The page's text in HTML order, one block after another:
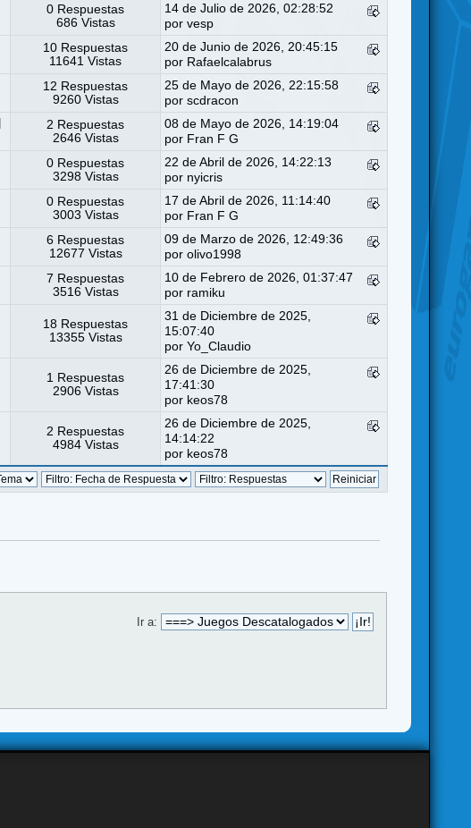
0 Respuestas
686 Vistas
14 de Julio de 2026, 02:28:52
porvesp
10 Respuestas
11641 Vistas
20 de Junio de 2026, 20:45:15
por Rafaelcalabrus
12 Respuestas
9260 Vistas
25 de Mayo de 2026, 22:15:58
porscdracon
2 Respuestas
2646 Vistas
08 de Mayo de 2026, 14:19:04
por Fran F G
0 Respuestas
3298 Vistas
22 de Abril de 2026, 14:22:13
por nyicris
0 Respuestas
3003 Vistas
17 de Abril de 2026, 11:14:40
por Fran F G
6 Respuestas
12677 Vistas
09 de Marzo de 2026, 12:49:36
porolivo1998
7 Respuestas
3516 Vistas
10 de Febrero de 2026, 01:37:47
por ramiku
18 Respuestas
13355 Vistas
31 de Diciembre de 2025,
15:07:40
porYo_Claudio
1 Respuestas
2906 Vistas
26 de Diciembre de 2025,
17:41:30
por keos78
2 Respuestas
4984 Vistas
26 de Diciembre de 2025,
14:14:22
por keos78
Ir a: